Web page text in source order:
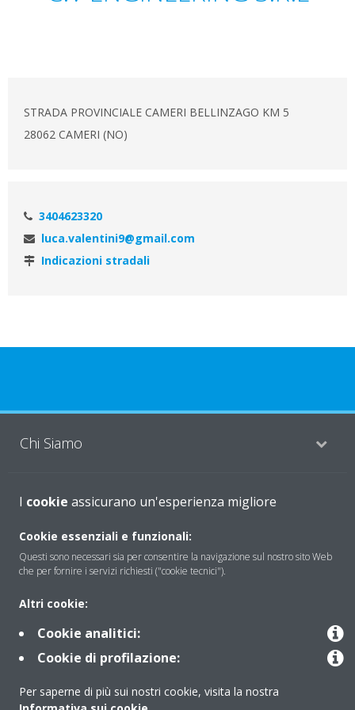
STRADA PROVINCIALE CAMERI BELLINZAGO KM 5
28062 CAMERI (NO)
3404623320
luca.valentini9@gmail.com
Indicazioni stradali
Chi Siamo
Soluzioni
Contattaci
Periodo di supporto definito
Politica di segnalazione e divulgazione delle vulnerabilità del
Gruppo Daikin Europe
I cookie assicurano un'esperienza migliore
Cookie essenziali e funzionali:
Questi sono necessari sia per consentire la navigazione sul nostro sito Web
che per fornire i servizi richiesti ("cookie tecnici").
Altri cookie:
Cookie analitici:
Cookie di profilazione:
Per saperne di più sui nostri cookie, visita la nostra